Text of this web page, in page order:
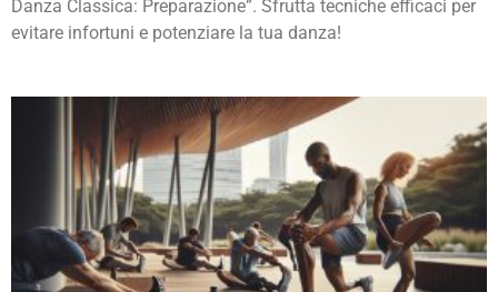
Danza Classica: Preparazione”. Sfrutta tecniche efficaci per
evitare infortuni e potenziare la tua danza!